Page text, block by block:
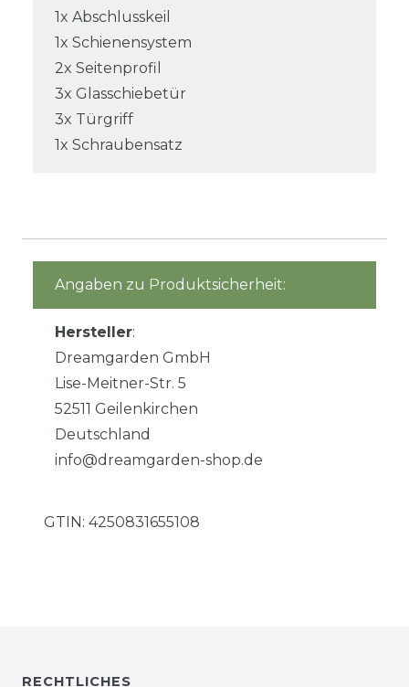
1x Abschlusskeil
1x Schienensystem
2x Seitenprofil
3x Glasschiebetür
3x Türgriff
1x Schraubensatz
Angaben zu Produktsicherheit:
Hersteller:
Dreamgarden GmbH
Lise-Meitner-Str. 5
52511 Geilenkirchen
Deutschland
info@dreamgarden-shop.de
GTIN: 4250831655108
RECHTLICHES